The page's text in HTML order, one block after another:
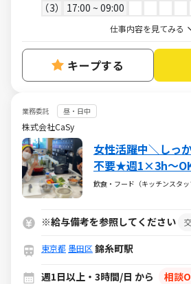
3 17:00 ~ 09:00
仕事内容を見てみる
キープする
業務委託 昼・日中
株式会社CaSy
女性活躍中＼しっ
不要★週1×3h～
代行スタッフ募集
ませんか？
飲食・フード（キッチンスタッ
※給与備考を参照してください
東京都 墨田区 錦糸町駅
週1日以上・3時間/日 から
相談